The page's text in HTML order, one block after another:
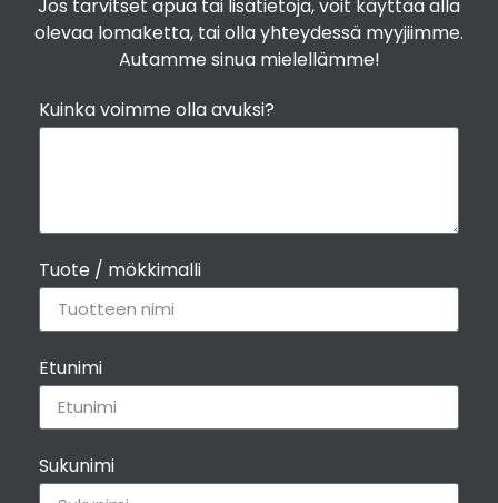
Jos tarvitset apua tai lisätietoja, voit käyttää alla
olevaa lomaketta, tai olla yhteydessä myyjiimme.
Autamme sinua mielellämme!
Kuinka voimme olla avuksi?
Tuote / mökkimalli
Etunimi
Sukunimi